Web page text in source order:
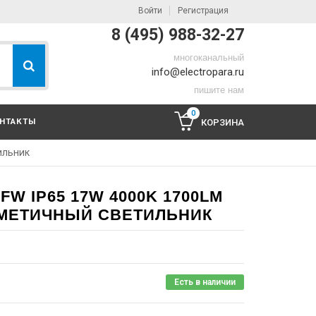
Войти Регистрация
8 (495) 988-32-27
многоканальный
info@electropara.ru
пишите нам
0
КОРЗИНА
IP65 17W 4000K 1700LM
СВЕТИЛЬНИК
Есть в наличии